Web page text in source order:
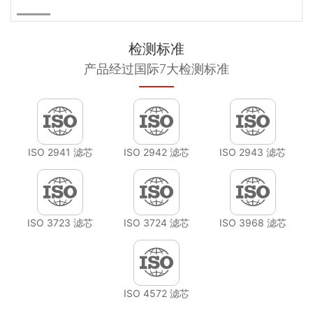
检测标准
产品经过国际7大检测标准
ISO 2941 滤芯 ISO 2942 滤芯 ISO 2943 滤芯
ISO 3723 滤芯 ISO 3724 滤芯 ISO 3968 滤芯
ISO 4572 滤芯